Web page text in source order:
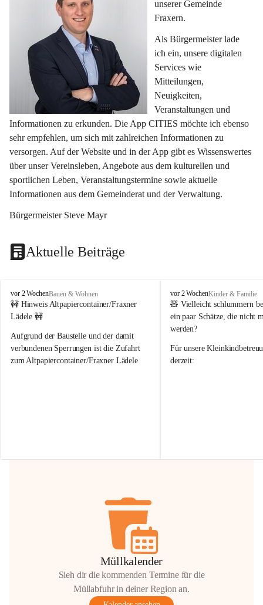
unserer Gemeinde
Fraxern.
Als Bürgermeister lade
ich ein, unsere digitalen
Services wie
Mitteilungen,
Neuigkeiten,
Veranstaltungen und
Informationen zu erkunden. Die App CITIES möchte ich ebenso
sehr empfehlen, um sich mit zahlreichen Informationen zu
versorgen. Auf der Website und in der App gibt es Wissenswertes
über unser Vereinsleben, Angebote aus dem kulturellen und
sportlichen Leben, Veranstaltungstermine sowie aktuelle
Informationen aus dem Gemeinderat und der Verwaltung.
Bürgermeister Steve Mayr
Aktuelle Beiträge
F
r
a
e
r
n
vor 2 WochenBauen & Wohnen
🚧 Hinweis Altpapiercontainer/Fraxner
Lädele 🚧
Aufgrund der Baustelle und der damit
verbundenen Sperrungen ist die Zufahrt
zum Altpapiercontainer/Fraxner Lädele
Hilfsbereitschaft!
F
r
a
x
r
n
vor 2 WochenKinder & Familie
🧸 Vielleicht schlummern
ein paar Schätze, die nicht
werden?
Für unsere
derzeit:
Müllkalender
Sieh dir die kommenden Termine für die
Müllabfuhr in deiner Region an.